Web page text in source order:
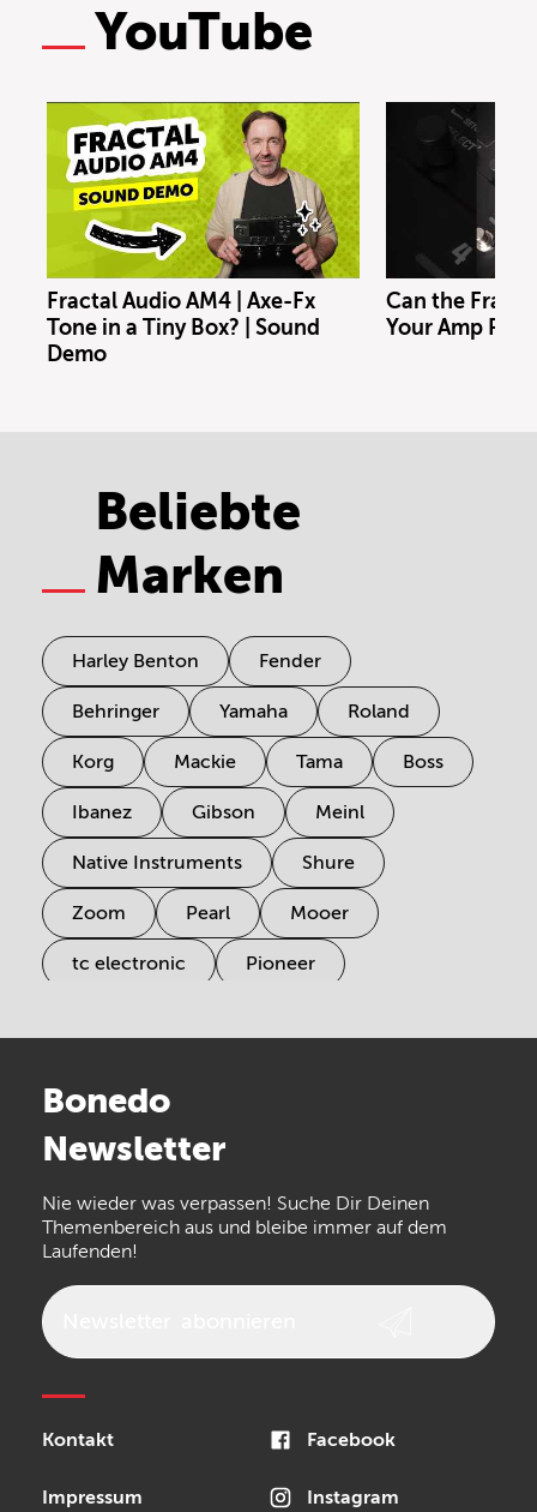
YouTube
Fractal Audio AM4 | Axe-Fx
Tone in a Tiny Box? | Sound
Demo
Can the
Your Amp Rig?
Beliebte
Marken
Harley Benton Fender
Behringer Yamaha Roland
Korg Mackie Tama Boss
Ibanez Gibson Meinl
Native Instruments Shure
Zoom Pearl Mooer
tc electronic Pioneer
Arturia
the t.bone
Walrus Audio Epiphone
Bonedo
Newsletter
Nie wieder was verpassen! Suche Dir Deinen
Themenbereich aus und bleibe immer auf dem
Laufenden!
Kontakt
Impressum
Facebook
Instagram